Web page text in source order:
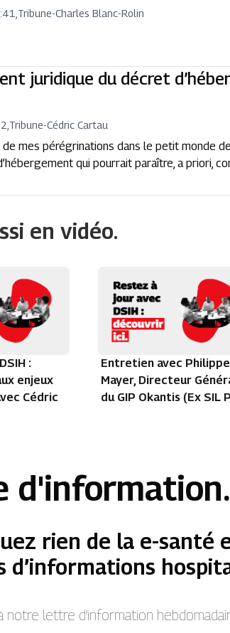
Tribune-Charles Blanc-Rolin
juridique du décret
Tribune-Cédric Cartau
de mes pérégrinations dans le petit monde
qui pourrait paraître, a priori,
en vidéo.
:
enjeux
Cédric
Entretien avec Philippe
Mayer, Directeur
du GIP Okantis (Ex SIL
d'information.
rien de la e-santé
d’informations
notre lettre d’information